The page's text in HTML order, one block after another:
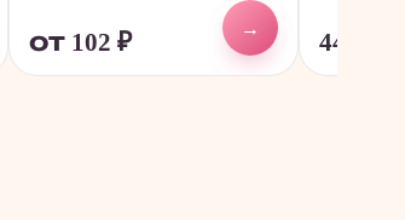
от 102 ₽
→
441